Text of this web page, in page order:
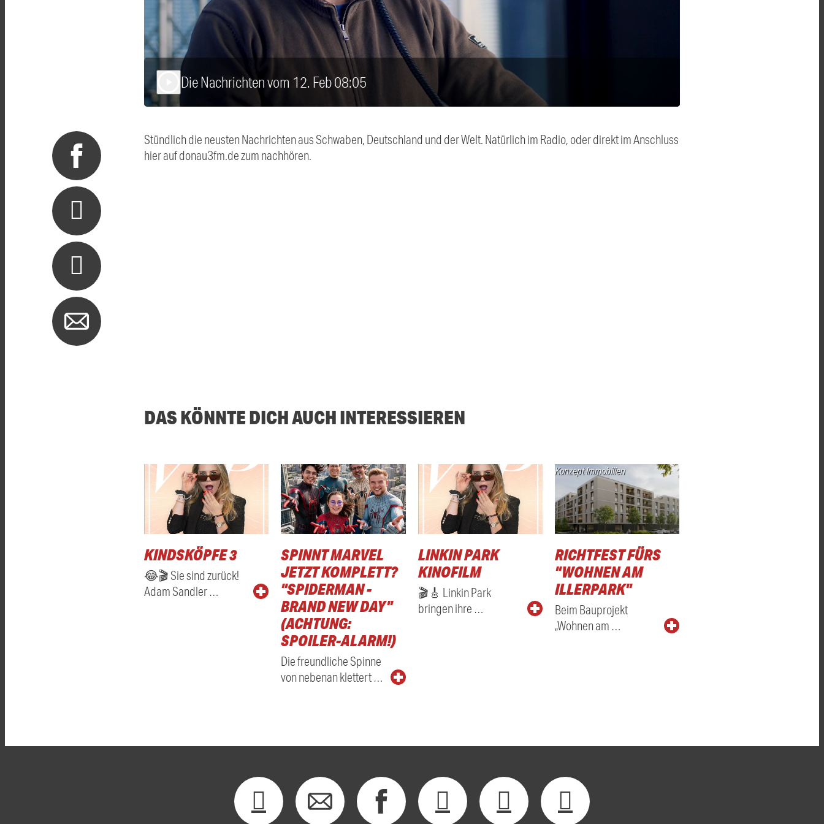
Die Nachrichten vom 12. Feb 08:05
Stündlich die neusten Nachrichten aus Schwaben, Deutschland und der Welt. Natürlich im Radio, oder direkt im Anschluss
hier auf donau3fm.de zum nachhören.
DAS KÖNNTE DICH AUCH INTERESSIEREN
KINDSKÖPFE 3
😂🎬 Sie sind zurück!
Adam Sandler …
SPINNT MARVEL
JETZT KOMPLETT?
"SPIDERMAN -
BRAND NEW DAY"
(ACHTUNG:
SPOILER-ALARM!)
Die freundliche Spinne
von nebenan klettert …
LINKIN PARK
KINOFILM
🎬🎸 Linkin Park
bringen ihre …
Konzept Immobilien
RICHTFEST FÜRS
"WOHNEN AM
ILLERPARK"
Beim Bauprojekt
„Wohnen am …